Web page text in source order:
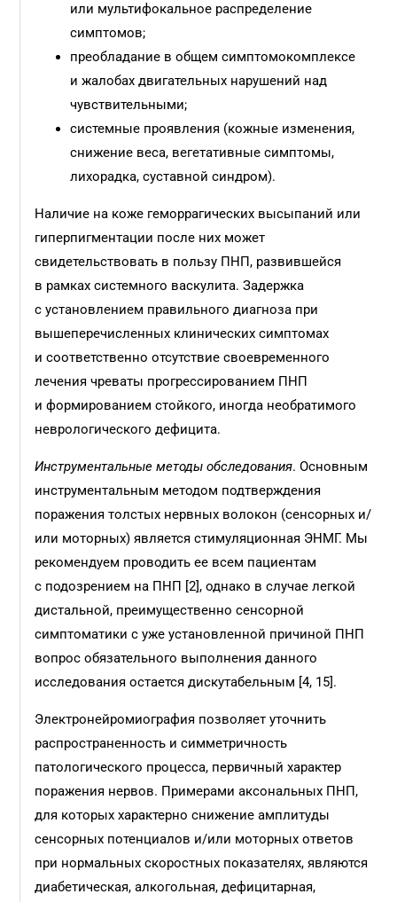
или мультифокальное распределение
симптомов;
преобладание в общем симптомокомплексе
и жалобах двигательных нарушений над
чувствительными;
системные проявления (кожные изменения,
снижение веса, вегетативные симптомы,
лихорадка, суставной синдром).
Наличие на коже геморрагических высыпаний или
гиперпигментации после них может
свидетельствовать в пользу ПНП, развившейся
в рамках системного васкулита. Задержка
с установлением правильного диагноза при
вышеперечисленных клинических симп­томах
и соответственно отсутствие своевременного
лечения чреваты прогрессированием ПНП
и формированием стойкого, иногда необратимого
неврологического дефицита.
Инструментальные методы обследования. Основным
инструментальным методом подтверждения
поражения толстых нервных волокон (сенсорных и/
или моторных) является стимуляционная ЭНМГ. Мы
рекомендуем проводить ее всем пациентам
с подозрением на ПНП [2], однако в случае легкой
дистальной, преимущественно сенсорной
симптоматики с уже установленной причиной ПНП
вопрос обязательного выполнения данного
исследования остается дискутабельным [4, 15].
Электронейромиография позволяет уточнить
распространенность и симметричность
патологического процесса, первичный характер
поражения нервов. Примерами аксональных ПНП,
для которых характерно снижение амплитуды
сенсорных потенциалов и/или моторных ответов
при нормальных скоростных показателях, являются
диабетическая, алкогольная, дефицитарная,